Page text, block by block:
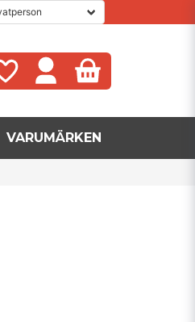
VARUMÄRKEN